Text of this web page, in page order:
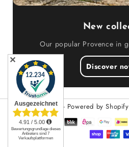
New
Our popular Provence in
Discover
© 2026,Teramico - Powered by Shopify
Payment
methods
✕